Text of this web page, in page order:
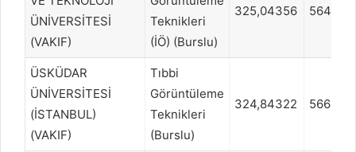
ÜNİVERSİTESİ
(VAKIF)
Teknikleri
(İÖ) (Burslu)
325,04356 564579
ÜSKÜDAR
ÜNİVERSİTESİ
(İSTANBUL)
(VAKIF)
Tıbbi
Görüntüleme
Teknikleri
(Burslu)
324,84322 566245